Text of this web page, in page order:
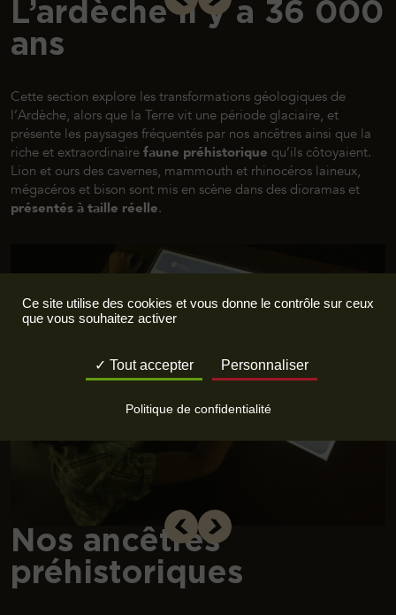
L’ardèche il y a 36 000
ans
Cette section explore les transformations géologiques de
l’Ardèche, alors que la Terre vit une période glaciaire, et
présente les paysages fréquentés par nos ancêtres ainsi que la
riche et extraordinaire faune préhistorique qu’ils côtoyaient.
Lion et ours des cavernes, mammouth et rhinocéros laineux,
mégacéros et bison sont mis en scène dans des dioramas et
présentés à taille réelle.
Nos ancêtres
préhistoriques
Ce site utilise des cookies et vous donne le contrôle sur ceux
que vous souhaitez activer
Tout accepter Personnaliser
Politique de confidentialité